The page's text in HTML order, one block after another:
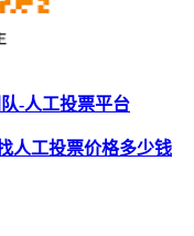
-人工投票平台
人工投票价格多少钱